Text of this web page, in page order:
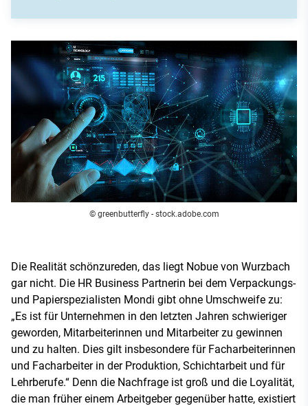
© greenbutterfly - stock.adobe.com
Die Realität schönzureden, das liegt Nobue von Wurzbach
gar nicht. Die HR Business Partnerin bei dem Verpackungs-
und Papierspezialisten Mondi gibt ohne Umschweife zu:
„Es ist für Unternehmen in den letzten Jahren schwieriger
geworden, Mitarbeiterinnen und Mitarbeiter zu gewinnen
und zu halten. Dies gilt insbesondere für Facharbeiterinnen
und Facharbeiter in der Produktion, Schichtarbeit und für
Lehrberufe.“ Denn die Nachfrage ist groß und die Loyalität,
die man früher einem Arbeitgeber gegenüber hatte, existiert